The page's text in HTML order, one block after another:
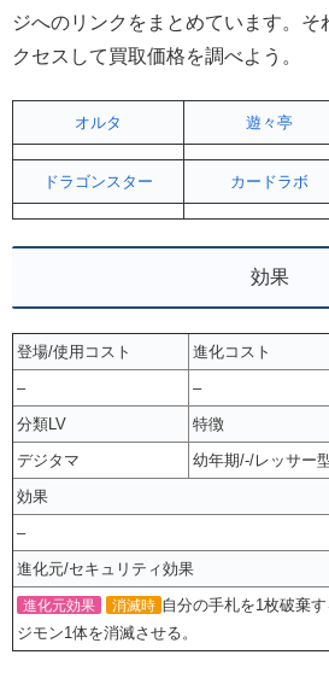
ジへのリンクをまとめています。そ
クセスして買取価格を調べよう。
オルタ 遊々亭
ドラゴンスター カードラボ
効果
登場/使用コスト 進化コスト
–
–
分類LV
特徴
デジタマ
幼年期/-/レッサー
効果
–
進化元/セキュリティ効果
進化元効果 消滅時 自分の手札を1枚破棄
ジモン1体を消滅させる。